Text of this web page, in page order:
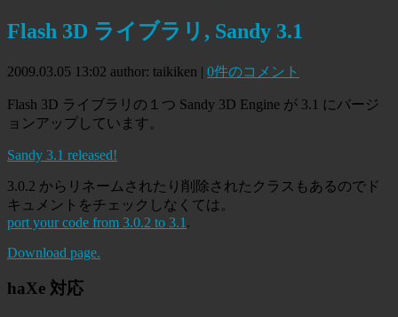
Flash 3D ライブラリ, Sandy 3.1
2009.03.05 13:02 author: taikiken | 0件のコメント
Flash 3D ライブラリの１つ Sandy 3D Engine が 3.1 にバージ
ョンアップしています。
Sandy 3.1 released!
3.0.2 からリネームされたり削除されたクラスもあるのでド
キュメントをチェックしなくては。
port your code from 3.0.2 to 3.1 .
Download page.
haXe 対応